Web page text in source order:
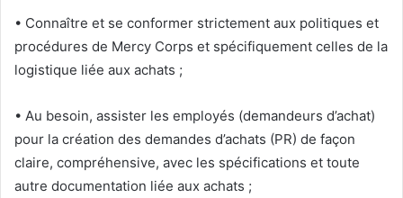
• Connaître et se conformer strictement aux politiques et
procédures de Mercy Corps et spécifiquement celles de la
logistique liée aux achats ;
• Au besoin, assister les employés (demandeurs d’achat)
pour la création des demandes d’achats (PR) de façon
claire, compréhensive, avec les spécifications et toute
autre documentation liée aux achats ;